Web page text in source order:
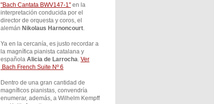
"Bach Cantata BWV147-1" en la
interpretación conducida por el
director de orquesta y coros, el
alemán Nikolaus Harnoncourt.
Ya en la cercanía, es justo recordar a
la magnífica pianista catalana y
española Alicia de Larrocha. Ver
Bach French Suite Nº 6
Dentro de una gran cantidad de
magníficos pianistas, convendría
enumerar, además, a Wilhelm Kempff